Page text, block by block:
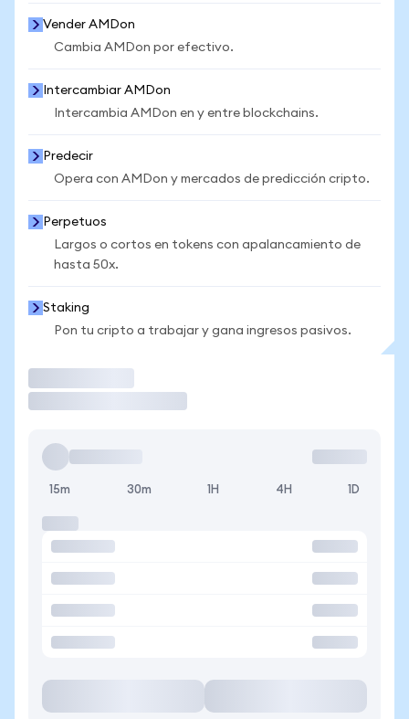
Vender AMDon
Cambia AMDon por efectivo.
Intercambiar AMDon
Intercambia AMDon en y entre blockchains.
Predecir
Opera con AMDon y mercados de predicción cripto.
Perpetuos
Largos o cortos en tokens con apalancamiento de
hasta 50x.
Staking
Pon tu cripto a trabajar y gana ingresos pasivos.
15m 30m 1H 4H 1D